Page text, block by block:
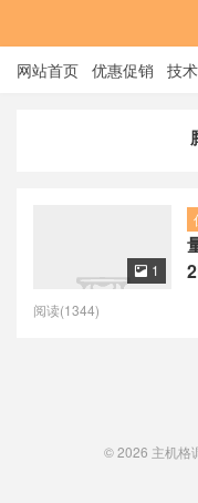
网站首页 优惠促销 技
 1
阅读(1344)
© 2026 主机格